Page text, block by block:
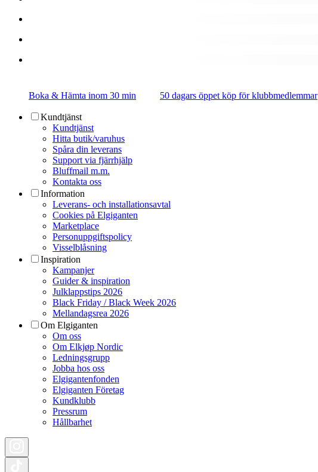
Boka & Hämta inom 30 min 50 dagars öppet köp för klubbmedlemmar
Kundtjänst
Kundtjänst
Hitta butik/varuhus
Spåra din leverans
Support via fjärrhjälp
Bluffmail m.m.
Kontakta oss
Information
Leverans- och installationsavtal
Cookies på Elgiganten
Marketplace
Personuppgiftspolicy
Visselblåsning
Inspiration
Kampanjer
Guider & inspiration
Julklappstips 2026
Black Friday / Black Week 2026
Mellandagsrea 2026
Om Elgiganten
Om oss
Om Elkjøp Nordic
Ledningsgrupp
Jobba hos oss
Elgigantenfonden
Elgiganten Företag
Kundklubb
Pressrum
Hållbarhet